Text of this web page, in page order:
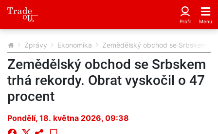
Zprávy Ekonomika Zemědělský obchod se Srbskem
Zemědělský obchod se Srbskem
trhá rekordy. Obrat vyskočil o 47
procent
Pondělí, 18. května 2026, 09:38